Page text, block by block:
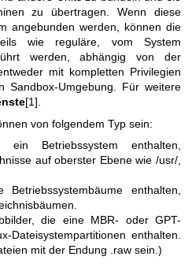
zu übertragen. Wenn diese
angebunden werden, können die
wie reguläre, vom System
werden, abhängig von der
mit kompletten Privilegien
Sandbox-Umgebung. Für weitere
[1].
von folgendem Typ sein:
ein Betriebssystem enthalten,
auf oberster Ebene wie /usr/,
Betriebssystembäume enthalten,
die eine MBR- oder GPT-
Dateisystempartitionen enthalten.
mit der Endung .raw sein.)